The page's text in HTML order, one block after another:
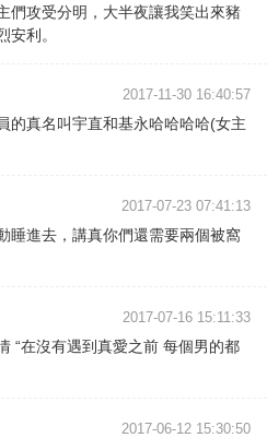
們攻受分明，大半夜讓我笑出來豬
安利。
2017-11-30 16:40:57
的真名叫宇直和基永哈哈哈哈(女主
2017-07-23 07:41:13
睡進去，講真你們還需要兩個被窩
2017-07-16 15:11:33
“在沒有遇到真愛之前 每個男的都
2017-06-12 15:30:50